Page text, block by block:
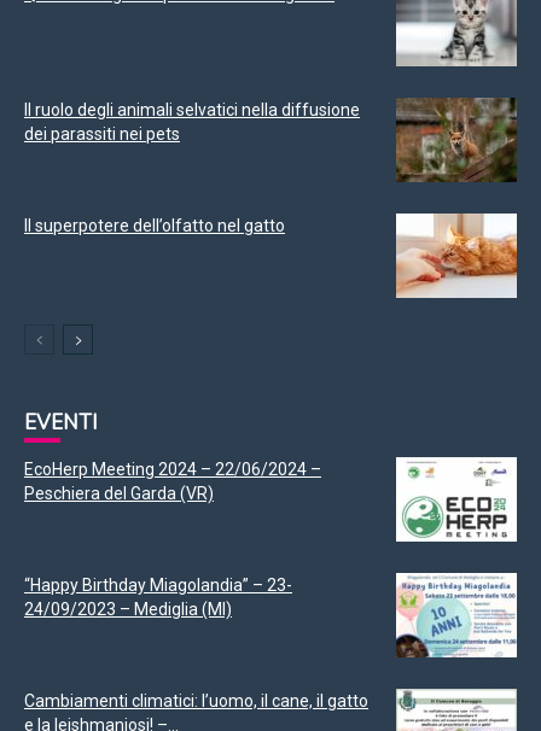
Il ruolo degli animali selvatici nella diffusione
dei parassiti nei pets
Il superpotere dell’olfatto nel gatto
EVENTI
EcoHerp Meeting 2024 – 22/06/2024 –
Peschiera del Garda (VR)
“Happy Birthday Miagolandia” – 23-
24/09/2023 – Mediglia (MI)
Cambiamenti climatici: l’uomo, il cane, il gatto
e la leishmaniosi! –...